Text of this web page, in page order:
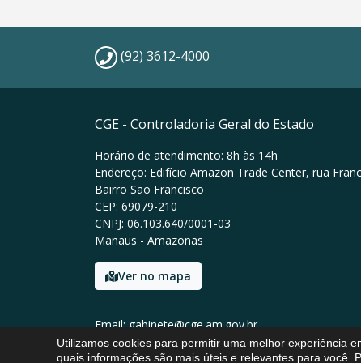
(92) 3612-4000
CGE - Controladoria Geral do Estado
Horário de atendimento: 8h às 14h
Endereço: Edifício Amazon Trade Center, rua
Bairro São Francisco
CEP: 69079-210
CNPJ: 06.103.640/0001-03
Manaus - Amazonas
Ver no mapa
Email: gabinete@cge.am.gov.br
Tel: (92) 3612-4000
Utilizamos cookies para permitir uma melhor experiência
quais informações são mais úteis e relevantes para você.